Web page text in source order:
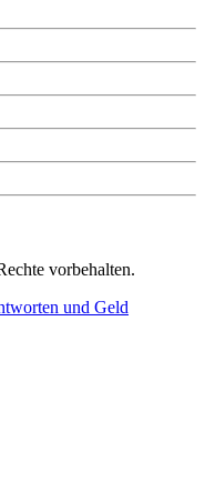
vorbehalten.